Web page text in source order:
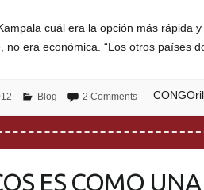
cuál era la opción más rápida
no era económica. “Los otros países
Blog 2 Comments
ES COMO